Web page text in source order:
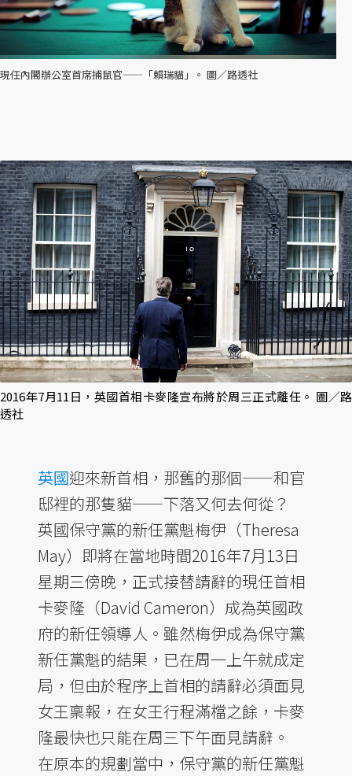
現任內閣辦公室首席捕鼠官——「賴瑞貓」。 圖／路透社
2016年7月11日，英國首相卡麥隆宣布將於周三正式離任。 圖／路
透社
英國迎來新首相，那舊的那個——和官
邸裡的那隻貓——下落又何去何從？
英國保守黨的新任黨魁梅伊（Theresa
May）即將在當地時間2016年7月13日
星期三傍晚，正式接替請辭的現任首相
卡麥隆（David Cameron）成為英國政
府的新任領導人。雖然梅伊成為保守黨
新任黨魁的結果，已在周一上午就成定
局，但由於程序上首相的請辭必須面見
女王稟報，在女王行程滿檔之餘，卡麥
隆最快也只能在周三下午面見請辭。
在原本的規劃當中，保守黨的新任黨魁